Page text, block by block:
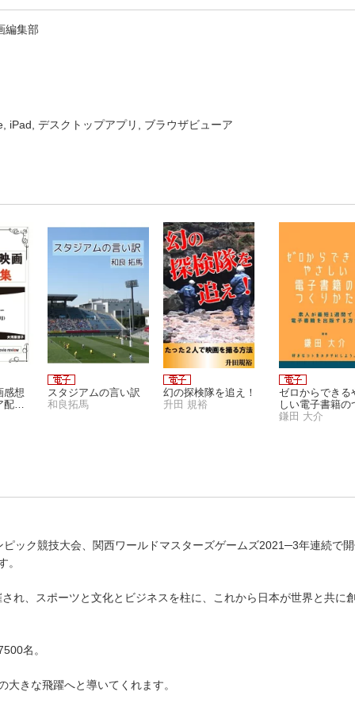
編集部
iPad, デスクトップアプリ, ブラウザビューア
感想
布
スタジアムの言い訳
和良拓馬
幻の探検隊を追え！
升田 規裕
ゼロからできる
しい電子書籍の
りかた
鎌田 大介
ック競技大会、関西ワールドマスターズゲームズ2021─3年連続で
。
れ、スポーツと文化とビジネスを柱に、これから日本が世界と共に
名。
きな飛躍へと導いてくれます。